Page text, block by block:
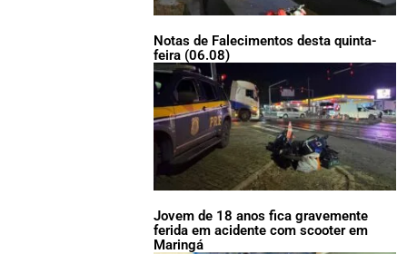
Notas de Falecimentos desta quinta-
feira (06.08)
Jovem de 18 anos fica gravemente
ferida em acidente com scooter em
Maringá